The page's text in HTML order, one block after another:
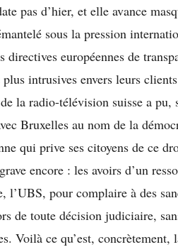
pas d’hier, et elle avance
sous la pression
directives européennes de
plus intrusives envers leurs
la radio-télévision suisse a
Bruxelles au nom de la
qui prive ses citoyens de ce
encore : les avoirs d’un
l’UBS, pour complaire à des
de toute décision judiciaire,
Voilà ce qu’est, concrètement,